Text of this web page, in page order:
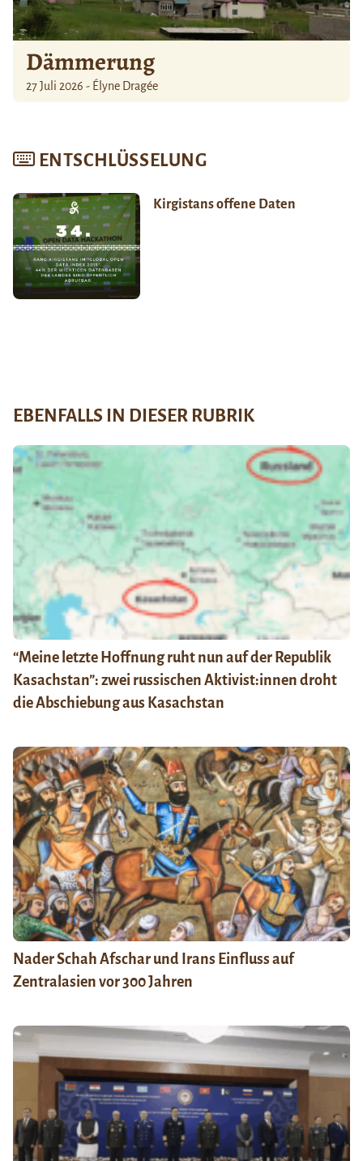
Dämmerung
27 Juli 2026 - Élyne Dragée
ENTSCHLÜSSELUNG
Kirgistans offene Daten
EBENFALLS IN DIESER RUBRIK
“Meine letzte Hoffnung ruht nun auf der Republik
Kasachstan”: zwei russischen Aktivist:innen droht
die Abschiebung aus Kasachstan
Nader Schah Afschar und Irans Einfluss auf
Zentralasien vor 300 Jahren